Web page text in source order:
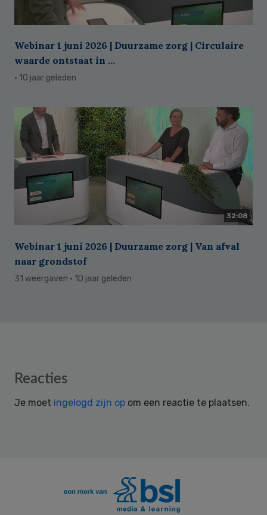
Webinar 1 juni 2026 | Duurzame zorg | Circulaire
waarde ontstaat in ...
· 10 jaar geleden
32:08
Webinar 1 juni 2026 | Duurzame zorg | Van afval
naar grondstof
31 weergaven · 10 jaar geleden
Reader
Reacties
Je moet ingelogd zijn op om een reactie te plaatsen.